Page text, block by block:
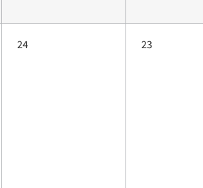
23
24